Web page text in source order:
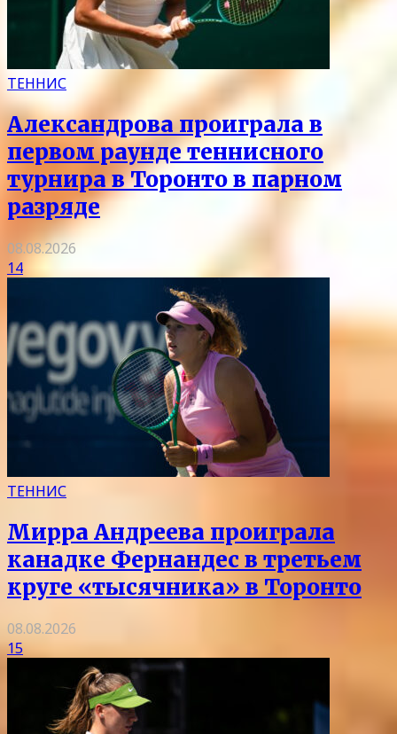
ТЕННИС
Александрова проиграла в
первом раунде теннисного
турнира в Торонто в парном
разряде
08.08.2026
14
ТЕННИС
Мирра Андреева проиграла
канадке Фернандес в третьем
круге «тысячника» в Торонто
08.08.2026
15